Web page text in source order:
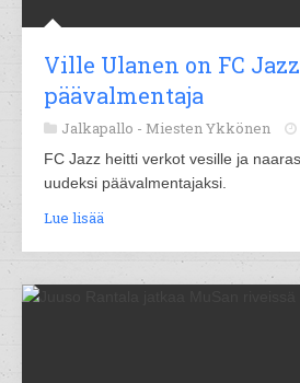
Ville Ulanen on FC
päävalmentaja
Jalkapallo - Miesten Ykkönen
FC Jazz heitti verkot vesille ja
uudeksi päävalmentajaksi.
Lue lisää